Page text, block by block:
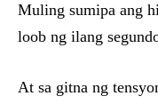
Muling sumipa ang
loob ng ilang
At sa gitna ng